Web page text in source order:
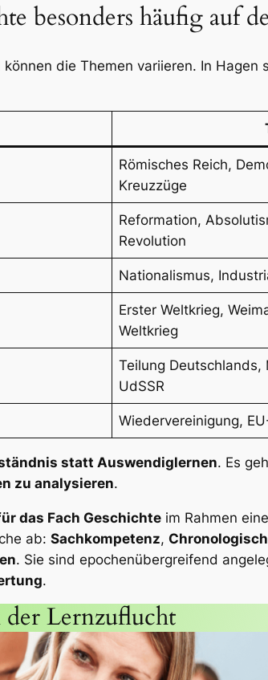
besonders häufig auf
die Themen variieren. In Hagen
Römisches Reich,
Kreuzzüge
Reformation,
Revolution
Nationalismus,
Erster Weltkrieg,
Weltkrieg
Teilung
UdSSR
Wiedervereinigung,
statt Auswendiglernen. Es
zu analysieren.
das Fach Geschichte im Rahmen
ab: Sachkompetenz,
. Sie sind epochenübergreifend
.
Lernzuflucht